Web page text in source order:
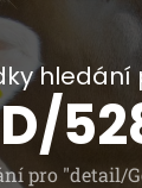
hledání
pro "detail/